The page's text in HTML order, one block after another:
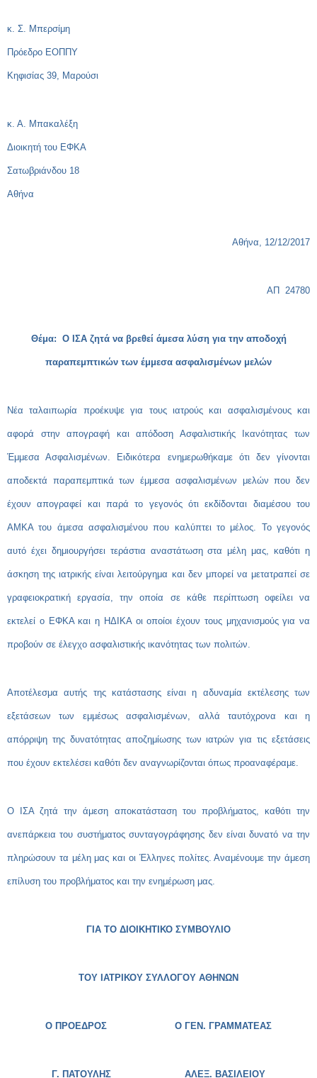
κ. Σ. Μπερσίμη
Πρόεδρο ΕΟΠΠΥ
Κηφισίας 39, Μαρούσι
κ. Α. Μπακαλέξη
Διοικητή του ΕΦΚΑ
Σατωβριάνδου 18
Αθήνα
Αθήνα, 12/12/2017
ΑΠ 24780
Θέμα: Ο ΙΣΑ ζητά να βρεθεί άμεσα λύση για την αποδοχή
παραπεμπτικών των έμμεσα ασφαλισμένων μελών
Νέα ταλαιπωρία προέκυψε για τους ιατρούς και ασφαλισμένους και
αφορά στηναπογραφή και απόδοση Ασφαλιστικής Ικανότητας των
Έμμεσα Ασφαλισμένων. Ειδικότερα ενημερωθήκαμε ότι δεν γίνονται
αποδεκτά παραπεμπτικά των έμμεσα ασφαλισμένων μελών που δεν
έχουν απογραφεί και παρά το γεγονός ότι εκδίδονται διαμέσου του
ΑΜΚΑ του άμεσα ασφαλισμένου που καλύπτει το μέλος. Το γεγονός
αυτό έχει δημιουργήσει τεράστια αναστάτωση στα μέλη μας, καθότι η
άσκηση της ιατρικής είναι λειτούργημα και δεν μπορεί να μετατραπεί σε
γραφειοκρατική εργασία, την οποία σε κάθε περίπτωση οφείλει να
εκτελεί ο ΕΦΚΑ και η ΗΔΙΚΑ οι οποίοι έχουν τους μηχανισμούς για να
προβούν σε έλεγχο ασφαλιστικής ικανότητας των πολιτών.
Αποτέλεσμα αυτής της κατάστασης είναι η αδυναμία εκτέλεσης των
εξετάσεων των εμμέσως ασφαλισμένων, αλλά ταυτόχρονα και η
απόρριψη της δυνατότητας αποζημίωσης των ιατρών για τις εξετάσεις
που έχουν εκτελέσει καθότι δεν αναγνωρίζονται όπως προαναφέραμε.
Ο ΙΣΑ ζητά την άμεση αποκατάσταση του προβλήματος, καθότι την
ανεπάρκεια του συστήματος συνταγογράφησης δεν είναι δυνατό να την
πληρώσουν τα μέλη μας και οι Έλληνες πολίτες.Αναμένουμε την άμεση
επίλυση του προβλήματος και την ενημέρωση μας.
ΓΙΑ ΤΟ ΔΙΟΙΚΗΤΙΚΟ ΣΥΜΒΟΥΛΙΟ
ΤΟΥ ΙΑΤΡΙΚΟΥ ΣΥΛΛΟΓΟΥ ΑΘΗΝΩΝ
Ο ΠΡΟΕΔΡΟΣ Ο ΓΕΝ. ΓΡΑΜΜΑΤΕΑΣ
Γ. ΠΑΤΟΥΛΗΣ ΑΛΕΞ. ΒΑΣΙΛΕΙΟΥ